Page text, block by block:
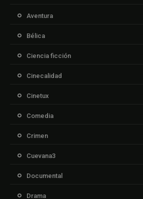
Aventura
Bélica
Ciencia ficción
Cinecalidad
Cinetux
Comedia
Crimen
Cuevana3
Documental
Drama